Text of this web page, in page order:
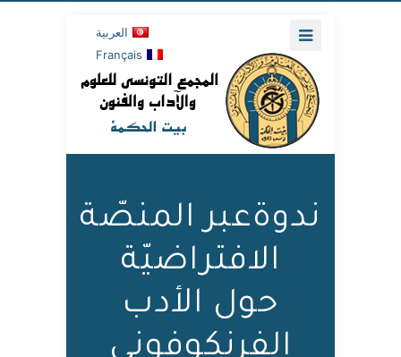
العربية
Français
ندوةعبر المنصّة
الافتراضيّة
حول الأدب
الفرنكوفوني